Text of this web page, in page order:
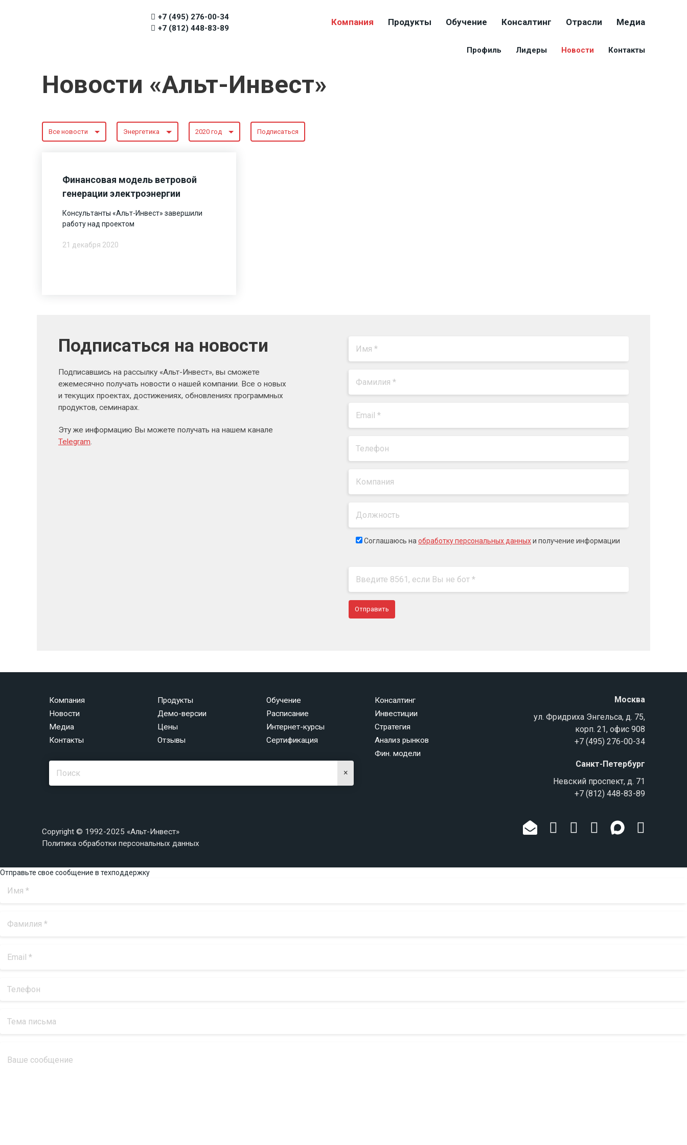
+7 (495) 276-00-34
+7 (812) 448-83-89
Компания Продукты Обучение Консалтинг Отрасли Медиа
Профиль Лидеры Новости Контакты
Новости «Альт-Инвест»
Все новости Энергетика 2020 год Подписаться
Финансовая модель ветровой
генерации электроэнергии
Консультанты «Альт-Инвест» завершили
работу над проектом
21 декабря 2020
Подписаться на новости
Подписавшись на рассылку «Альт-Инвест», вы сможете
ежемесячно получать новости о нашей компании. Все о новых
и текущих проектах, достижениях, обновлениях программных
продуктов, семинарах.
Эту же информацию Вы можете получать на нашем канале
Telegram.
Соглашаюсь на обработку персональных данныхи получение информации
Компания
Новости
Медиа
Контакты
Продукты
Демо-версии
Цены
Отзывы
Обучение
Расписание
Интернет-курсы
Сертификация
Консалтинг
Инвестиции
Стратегия
Анализ рынков
Фин. модели
×
Москва
ул. Фридриха Энгельса, д. 75,
корп. 21, офис 908
+7 (495) 276-00-34
Санкт-Петербург
Невский проспект, д. 71
+7 (812) 448-83-89
Copyright © 1992-2025 «Альт-Инвест»
Политика обработки персональных данных
Отправьте свое сообщение в техподдержку